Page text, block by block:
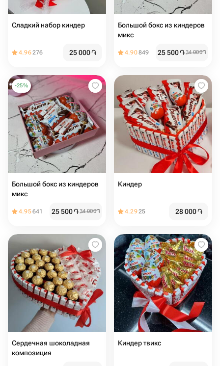
Сладкий набор киндер
4.96276 25 000֏
Большой бокс из киндеров
микс
4.90849 25 500֏34 000֏
-25%
Большой бокс из киндеров
микс
4.95641 25 500֏34 000֏
Киндер
4.2925 28 000֏
Сердечная шоколадная
композиция
Киндер твикс